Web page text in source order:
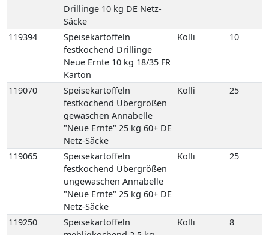
Speisekartoffeln
festkochend Übergrößen
gewaschen Annabelle
"Neue Ernte" 25 kg 60+ DE
Netz-Säcke
119065
Speisekartoffeln
festkochend Übergrößen
ungewaschen Annabelle
"Neue Ernte" 25 kg 60+ DE
Netz-Säcke
Kolli 25
119250
Speisekartoffeln
mehligkochend 2,5 kg
gepackt 8 Carryfresh 35+
DE GP H-grün
Kolli 8
Speisekartoffeln
mehligkochend Sunita 12,5
kg 35+ DE Netz-Säcke